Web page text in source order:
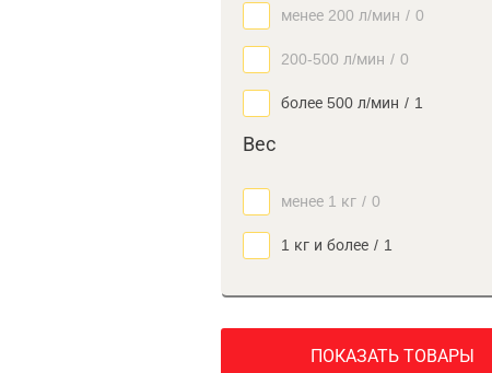
менее 200 л/мин / 0
200-500 л/мин / 0
более 500 л/мин / 1
Вес
менее 1 кг / 0
1 кг и более / 1
ПОКАЗАТЬ ТОВАРЫ